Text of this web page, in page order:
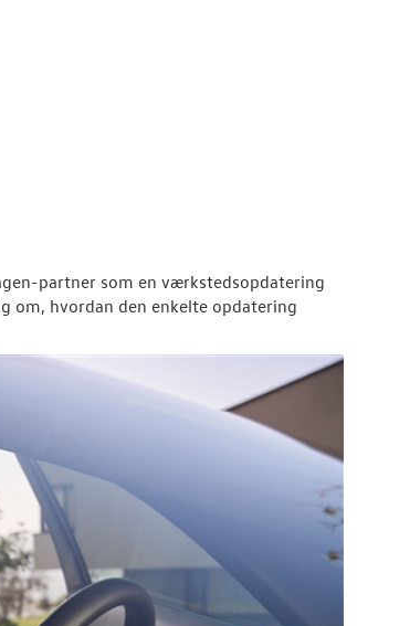
-partner som en værkstedsopdatering
om, hvordan den enkelte opdatering